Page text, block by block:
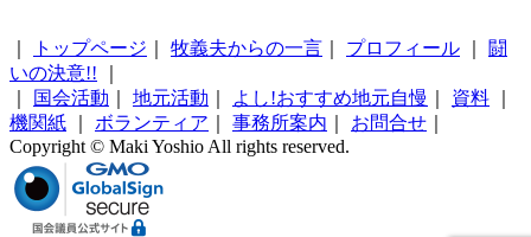
トップページ 牧義夫からの一言 プロフィール
闘
いの決意!!
国会活動 地元活動 よし!おすすめ地元自慢 資料
機関紙
ボランティア 事務所案内 お問合せ
Copyright © Maki Yoshio All rights reserved.